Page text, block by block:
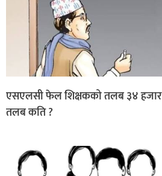
एसएलसी फेल शिक्षकको तलब ३४
तलब कति ?